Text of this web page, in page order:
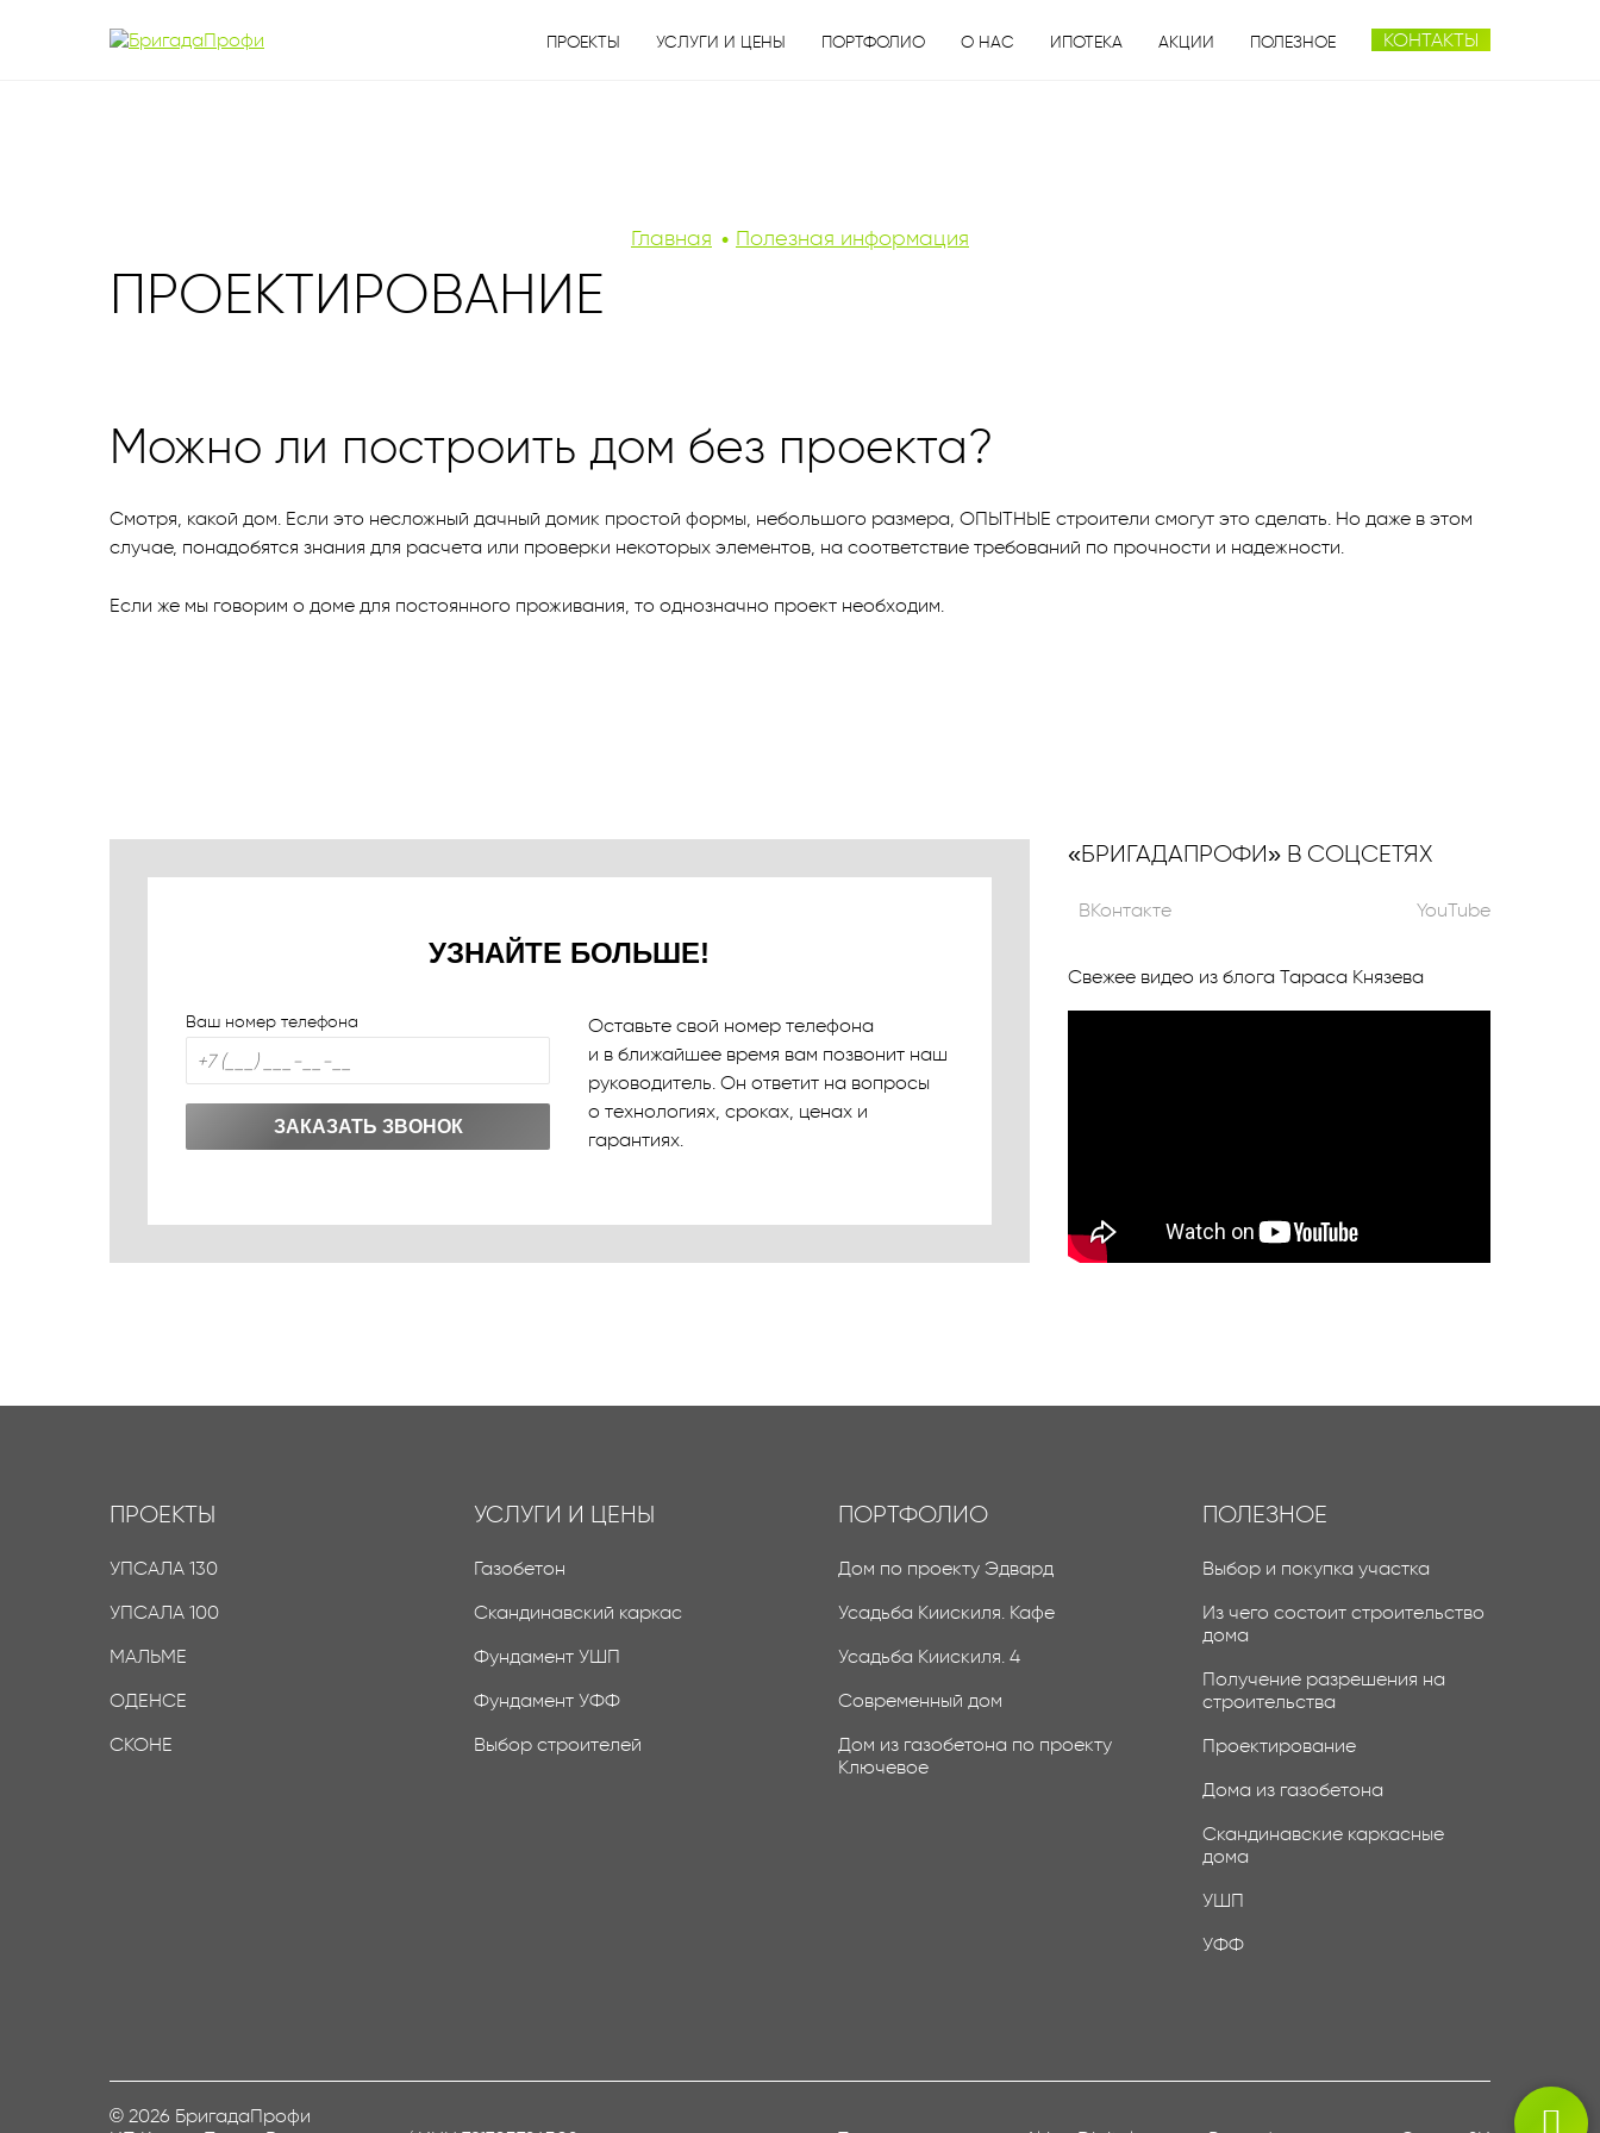
ПРОЕКТЫ УСЛУГИ И ЦЕНЫ ПОРТФОЛИО О НАС ИПОТЕКА АКЦИИ ПОЛЕЗНОЕ КОНТАКТЫ
Главная Полезная информация
ПРОЕКТИРОВАНИЕ
Можно ли построить дом без проекта?
Смотря, какой дом. Если это несложный дачный домик простой формы, небольшого размера, ОПЫТНЫЕ строители смогут это сделать. Но даже в этом
случае, понадобятся знания для расчета или проверки некоторых элементов, на соответствие требований по прочности и надежности.
Если же мы говорим о доме для постоянного проживания, то однозначно проект необходим.
УЗНАЙТЕ БОЛЬШЕ!
Ваш номер телефона
ЗАКАЗАТЬ ЗВОНОК
Оставьте свой номер телефона
и в ближайшее время вам позвонит наш
руководитель. Он ответит на вопросы
о технологиях, сроках, ценах и
гарантиях.
«БРИГАДАПРОФИ» В СОЦСЕТЯХ
ВКонтакте YouTube
Свежее видео из блога Тараса Князева
ПРОЕКТЫ
УПСАЛА 130
УПСАЛА 100
МАЛЬМЕ
ОДЕНСЕ
СКОНЕ
УСЛУГИ И ЦЕНЫ
Газобетон
Скандинавский каркас
Фундамент УШП
Фундамент УФФ
Выбор строителей
ПОРТФОЛИО
Дом по проекту Эдвард
Усадьба Киискиля. Кафе
Усадьба Киискиля. 4
Современный дом
Дом из газобетона по проекту
Ключевое
ПОЛЕЗНОЕ
Выбор и покупка участка
Из чего состоит строительство
дома
Получение разрешения на
строительства
Проектирование
Дома из газобетона
Скандинавские каркасные
дома
УШП
УФФ
© 2026 БригадаПрофи